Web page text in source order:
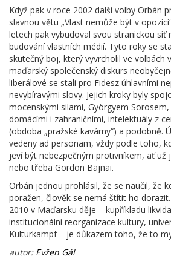
Když pak v roce 2002 další volby Orbán
slavnou větu „Vlast nemůže být v
letech pak vybudoval svou stranickou síť
budování vlastních médií. Tyto roky se
skutečný boj, který vyvrcholil ve volbách
maďarský společenský diskurs
liberálové se stali pro Fidesz úhlavními
nevybíravými slovy. Jejich kroky byly
mocenskými silami, Györgyem
domácími i zahraničními, intelektuály z
(obdoba „pražské kavárny“) a podobně.
vedeny ad personam, vždy podle toho,
jeví být nebezpečným protivníkem, ať už
nebo třeba Gordon Bajnai.
Orbán jednou prohlásil, že se naučil, že
poražen, člověk se nemá štítit ho
2010 v Maďarsku děje – kupříkladu
institucionální reorganizace kultury,
Kulturkampf – je důkazem toho, že to
autor: Evžen Gál